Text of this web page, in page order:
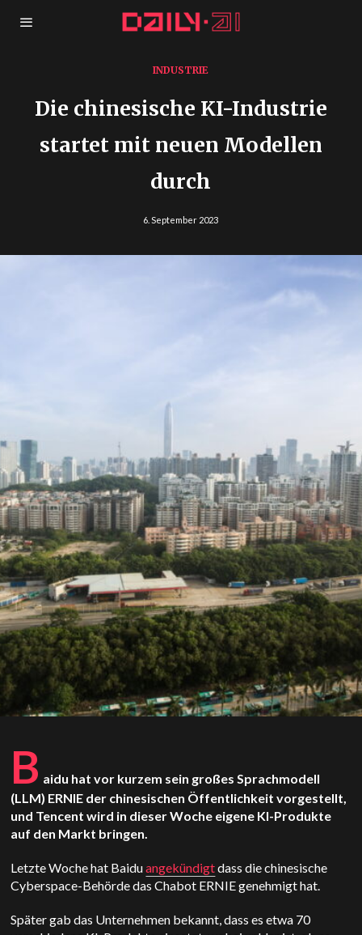
INDUSTRIE
Die chinesische KI-Industrie
startet mit neuen Modellen
durch
6. September 2023
B aidu hat vor kurzem sein großes Sprachmodell
(LLM) ERNIE der chinesischen Öffentlichkeit vorgestellt,
und Tencent wird in dieser Woche eigene KI-Produkte
auf den Markt bringen.
Letzte Woche hat Baiduangekündigtdass die chinesische
Cyberspace-Behörde das Chabot ERNIE genehmigt hat.
Später gab das Unternehmen bekannt, dass es etwa 70